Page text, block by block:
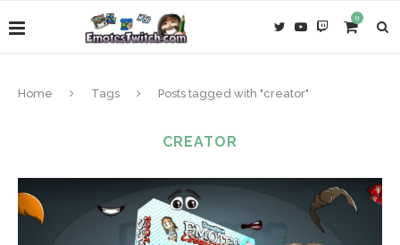
0
Home Tags Posts tagged with "creator"
CREATOR